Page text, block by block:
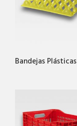
Bandejas Plásticas